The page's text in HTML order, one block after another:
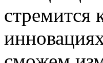
стремится